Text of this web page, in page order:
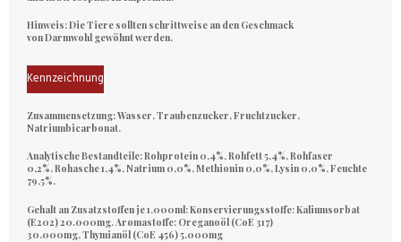
Hinweis:Die Tiere sollten schrittweise an den Geschmack
von Darmwohl gewöhnt werden.
Kennzeichnung
Zusammensetzung:Wasser, Traubenzucker, Fruchtzucker,
Natriumbicarbonat.
Analytische Bestandteile:Rohprotein 0,4%, Rohfett 5,4%, Rohfaser
0,2%, Rohasche 1,4%, Natrium 0,0%, Methionin 0,0%, Lysin 0,0%, Feuchte
79,5%.
Gehalt an Zusatzstoffen je 1.000ml: Konservierungsstoffe:Kaliumsorbat
(E202) 20.000mg.Aromastoffe: Oreganoöl (CoE 317)
30.000mg, Thymianöl (CoE 456) 5.000mg